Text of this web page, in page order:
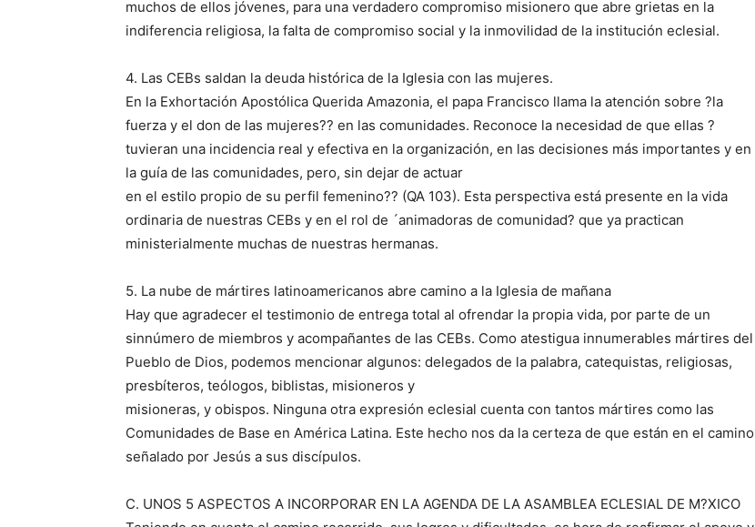
muchos de ellos jóvenes, para una verdadero compromiso misionero que abre grietas en la
indiferencia religiosa, la falta de compromiso social y la inmovilidad de la institución eclesial.
4. Las CEBs saldan la deuda histórica de la Iglesia con las mujeres.
En la Exhortación Apostólica Querida Amazonia, el papa Francisco llama la atención sobre ?la
fuerza y el don de las mujeres?? en las comunidades. Reconoce la necesidad de que ellas ?
tuvieran una incidencia real y efectiva en la organización, en las decisiones más importantes y en
la guía de las comunidades, pero, sin dejar de actuar
en el estilo propio de su perfil femenino?? (QA 103). Esta perspectiva está presente en la vida
ordinaria de nuestras CEBs y en el rol de ´animadoras de comunidad? que ya practican
ministerialmente muchas de nuestras hermanas.
5. La nube de mártires latinoamericanos abre camino a la Iglesia de mañana
Hay que agradecer el testimonio de entrega total al ofrendar la propia vida, por parte de un
sinnúmero de miembros y acompañantes de las CEBs. Como atestigua innumerables mártires del
Pueblo de Dios, podemos mencionar algunos: delegados de la palabra, catequistas, religiosas,
presbíteros, teólogos, biblistas, misioneros y
misioneras, y obispos. Ninguna otra expresión eclesial cuenta con tantos mártires como las
Comunidades de Base en América Latina. Este hecho nos da la certeza de que están en el camino
señalado por Jesús a sus discípulos.
C. UNOS 5 ASPECTOS A INCORPORAR EN LA AGENDA DE LA ASAMBLEA ECLESIAL DE M?XICO